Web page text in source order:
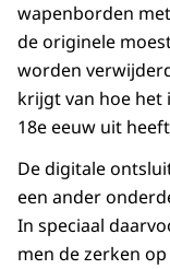
wapenborden
de originele
worden
krijgt van hoe het
18e eeuw uit
De digitale
een ander
In speciaal
men de zerken